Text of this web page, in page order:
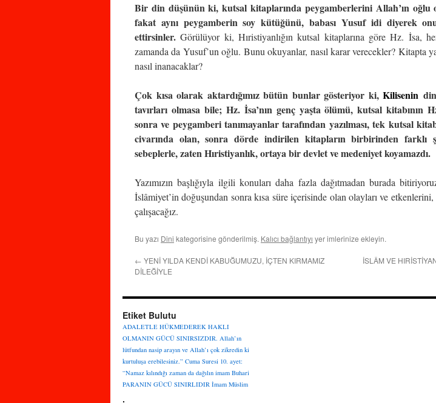
Bir din düşünün ki, kutsal kitaplarında peygamberlerini Allah’ın oğlu
fakat aynı peygamberin soy kütüğünü, babası Yusuf idi diyerek
ettirsinler.Görülüyor ki, Hıristiyanlığın kutsal kitaplarına göre Hz. İsa,
zamanda da Yusuf’un oğlu. Bunu okuyanlar, nasıl karar verecekler? Kitapta
nasıl inanacaklar?
Çok kısa olarak aktardığımız bütün bunlar gösteriyor ki, Kilisenin
tavırları olmasa bile; Hz. İsa’nın genç yaşta ölümü, kutsal kitabının
sonra ve peygamberi tanımayanlar tarafından yazılması, tek kutsal
civarında olan, sonra dörde indirilen kitapların birbirinden farklı
sebeplerle, zaten Hıristiyanlık, ortaya bir devlet ve medeniyet koyamazdı.
Yazımızın başlığıyla ilgili konuları daha fazla dağıtmadan burada
İslâmiyet’in doğuşundan sonra kısa süre içerisinde olan olayları ve
çalışacağız.
Bu yazı Dini kategorisine gönderilmiş. Kalıcı bağlantıyı yer imlerinize ekleyin.
← YENİ YILDA KENDİ KABUĞUMUZU, İÇTEN KIRMAMIZ
DİLEĞİYLE
İSLÂM VE
Etiket Bulutu
ADALETLE HÜKMEDEREK HAKLI
OLMANIN GÜCÜ SINIRSIZDIR. Allah’ın
lütfundan nasip arayın ve Allah’ı çok zikredin ki
kurtuluşa erebilesiniz.” Cuma Suresi 10. ayet:
“Namaz kılındığı zaman da dağılın imam Buhari
PARANIN GÜCÜ SINIRLIDIR İmam Müslim